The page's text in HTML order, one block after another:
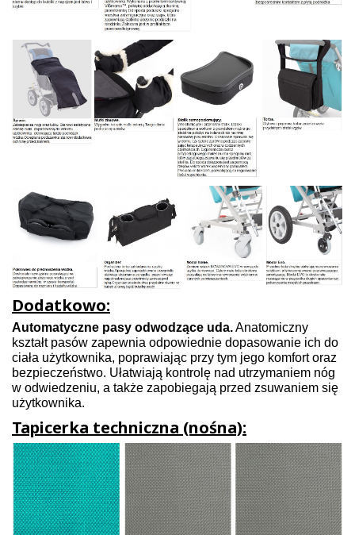
Dodatkowo:
Automatyczne pasy odwodzące uda.Anatomiczny
kształt pasów zapewnia odpowiednie dopasowanie ich do
ciała użytkownika, poprawiając przy tym jego komfort oraz
bezpieczeństwo. Ułatwiają kontrolę nad utrzymaniem nóg
w odwiedzeniu, a także zapobiegają przed zsuwaniem się
użytkownika.
Tapicerka techniczna (nośna):